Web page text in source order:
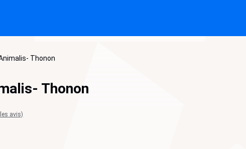
Thonon
Thonon
avis)